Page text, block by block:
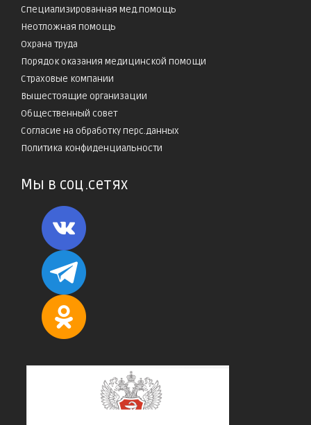
Специализированная мед.помощь
Неотложная помощь
Охрана труда
Порядок оказания медицинской помощи
Страховые компании
Вышестоящие организации
Общественный совет
Согласие на обработку перс.данных
Политика конфиденциальности
Мы в соц.сетях